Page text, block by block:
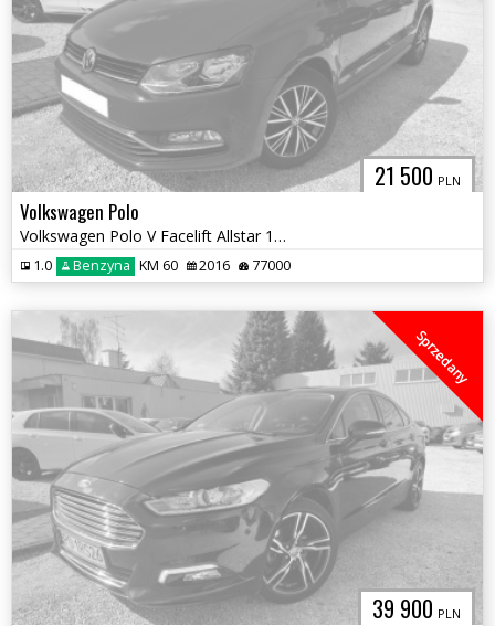
21 500 PLN
Volkswagen Polo
Volkswagen Polo V Facelift Allstar 1.0 MPI Klimatronik
1.0 Benzyna KM 60 2016 77000
39 900 PLN
Sprzedany